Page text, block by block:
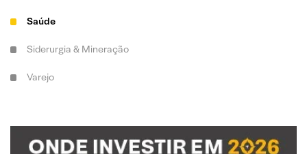
Saúde
Siderurgia & Mineração
Varejo